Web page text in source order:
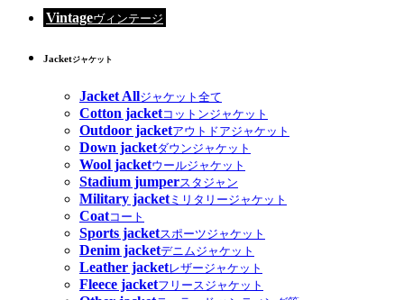
Vintageヴィンテージ
Jacketジャケット
Jacket Allジャケット全て
Cotton jacketコットンジャケット
Outdoor jacketアウトドアジャケット
Down jacketダウンジャケット
Wool jacketウールジャケット
Stadium jumperスタジャン
Military jacketミリタリージャケット
Coatコート
Sports jacketスポーツジャケット
Denim jacketデニムジャケット
Leather jacketレザージャケット
Fleece jacketフリースジャケット